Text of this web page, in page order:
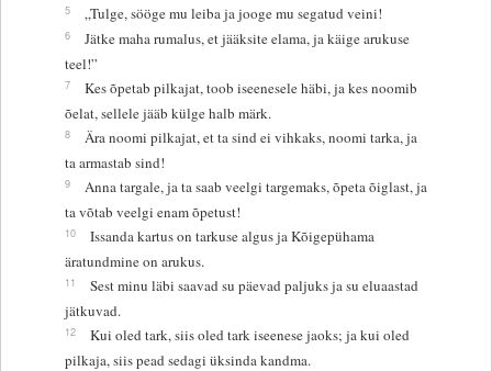
5 „Tulge, sööge mu leiba ja jooge mu segatud veini!
6
Jätke maha rumalus, et jääksite elama, ja käige arukuse
teel!”
7
Kes õpetab pilkajat, toob iseenesele häbi, ja kes noomib
õelat, sellele jääb külge halb märk.
8
Ära noomi pilkajat, et ta sind ei vihkaks, noomi tarka, ja
ta armastab sind!
9
Anna targale, ja ta saab veelgi targemaks, õpeta õiglast, ja
ta võtab veelgi enam õpetust!
10
Issanda kartus on tarkuse algus ja Kõigepühama
äratundmine on arukus.
11
Sest minu läbi saavad su päevad paljuks ja su eluaastad
jätkuvad.
12
Kui oled tark, siis oled tark iseenese jaoks; ja kui oled
pilkaja, siis pead sedagi üksinda kandma.